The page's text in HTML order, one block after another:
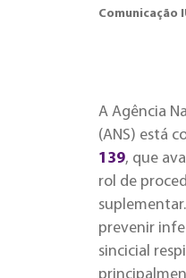
Comunicação
A Agência
(ANS) está
139, que
rol de
prevenir
sincicial